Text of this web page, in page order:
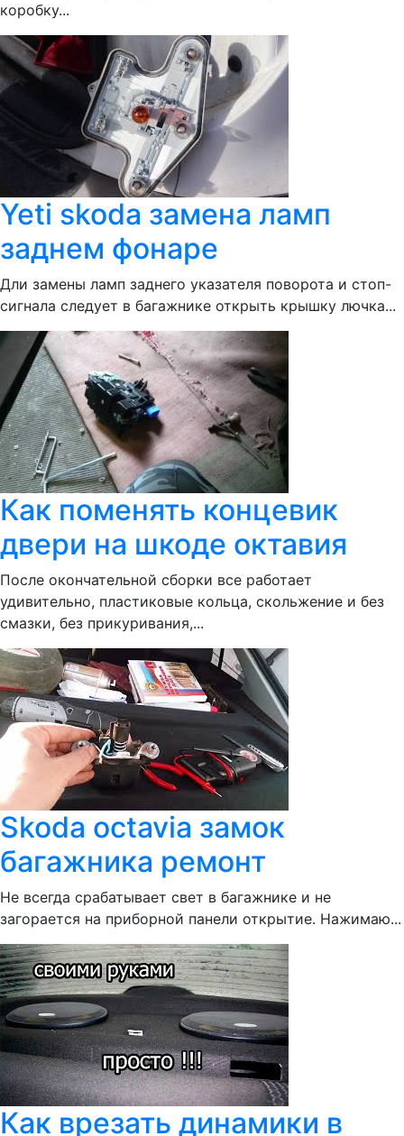
коробку...
Yeti skoda замена ламп
заднем фонаре
Дли замены ламп заднего указателя поворота и стоп-
сигнала следует в багажнике открыть крышку лючка...
Как поменять концевик
двери на шкоде октавия
После окончательной сборки все работает
удивительно, пластиковые кольца, скольжение и без
смазки, без прикуривания,...
Skoda octavia замок
багажника ремонт
Не всегда срабатывает свет в багажнике и не
загорается на приборной панели открытие. Нажимаю...
Как врезать динамики в